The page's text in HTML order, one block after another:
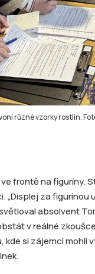
různé vzorky rostlin.
frontě na figuríny.
„Displej za
absolvent
v reálné
kde si zájemci